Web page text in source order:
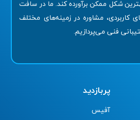
شکل ممکن برآورده کند. ما در سافت
کاربردی، مشاوره در زمینه‌های مختلف
فنی می‌پردازیم.
پربازدید
آفیس